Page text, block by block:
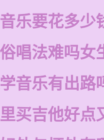
乐要花多少
唱法难吗女
音乐有出路
买吉他好点